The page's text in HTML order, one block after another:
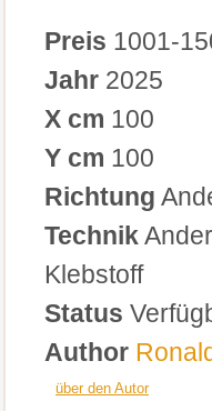
Preis 1001-
Jahr 2025
X cm 100
Y cm 100
Richtung
Technik
Klebstoff
Status
Author
über den Autor